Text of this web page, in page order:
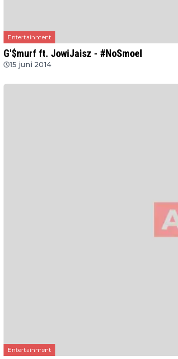
Entertainment
G'$murf ft. JowiJaisz - #NoSmoel
15 juni 2014
Entertainment